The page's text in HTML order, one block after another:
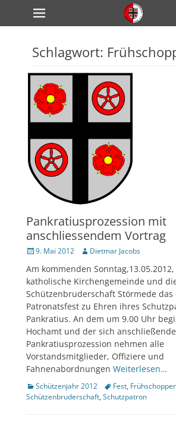
zum
Inhalt
Primärmenü
Schlagwort:
Pankratiusprozession mit
anschliessendem Vortrag
Veröffentlicht
9. Mai 2012 Author
Dietmar Jacobs
Am kommenden
katholische Kirchengemeinde und
Schützenbruderschaft Störmede das
Patronatsfest zu Ehren ihres
Pankratius. An dem um 9.00 Uhr
Hochamt und der sich
Pankratiusprozession nehmen alle
Vorstandsmitglieder, Offiziere und
Fahnenabordnungen Weiterlesen…
Kategorien
Schützenjahr 2012 TagsFest,
Schützenbruderschaft, Schutzpatron